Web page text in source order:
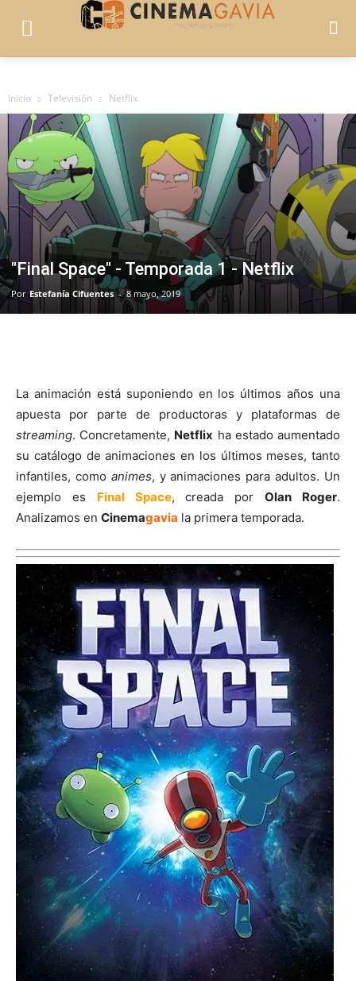
Inicio Televisión Netflix
"Final Space" - Temporada 1 - Netflix
Por Estefanía Cifuentes - 8 mayo, 2019
La animación está suponiendo en los últimos años una
apuesta por parte de productoras y plataformas de
streaming. Concretamente, Netflix ha estado aumentado
su catálogo de animaciones en los últimos meses, tanto
infantiles, como animes, y animaciones para adultos. Un
ejemplo es Final Space, creada porOlan Roger.
Analizamos en Cinemagavia la primera temporada.